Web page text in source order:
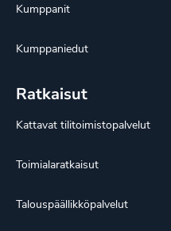
Kumppanit
Kumppaniedut
Ratkaisut
Kattavat tilitoimistopalvelut
Toimialaratkaisut
Talouspäällikköpalvelut